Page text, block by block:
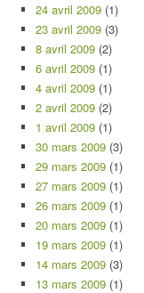
24 avril 2009 (1)
23 avril 2009 (3)
8 avril 2009 (2)
6 avril 2009 (1)
4 avril 2009 (1)
2 avril 2009 (2)
1 avril 2009 (1)
30 mars 2009 (3)
29 mars 2009 (1)
27 mars 2009 (1)
26 mars 2009 (1)
20 mars 2009 (1)
19 mars 2009 (1)
14 mars 2009 (3)
13 mars 2009 (1)